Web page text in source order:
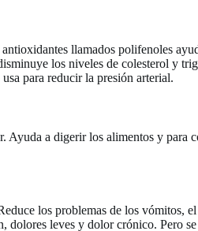
llamados polifenoles
los niveles de colesterol y
para reducir la presión arterial.
a digerir los alimentos y para
los problemas de los vómitos,
leves y dolor crónico. Pero